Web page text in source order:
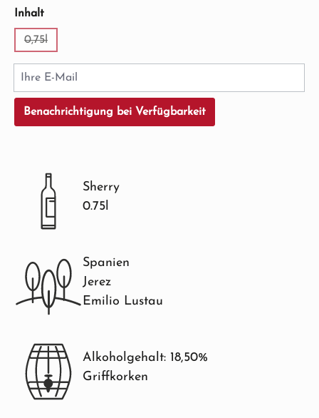
Inhaltauswählen
0,75l
Ihre E-Mail
Benachrichtigung bei Verfügbarkeit
Sherry
0.75l
Spanien
Jerez
Emilio Lustau
Alkoholgehalt: 18,50%
Griffkorken